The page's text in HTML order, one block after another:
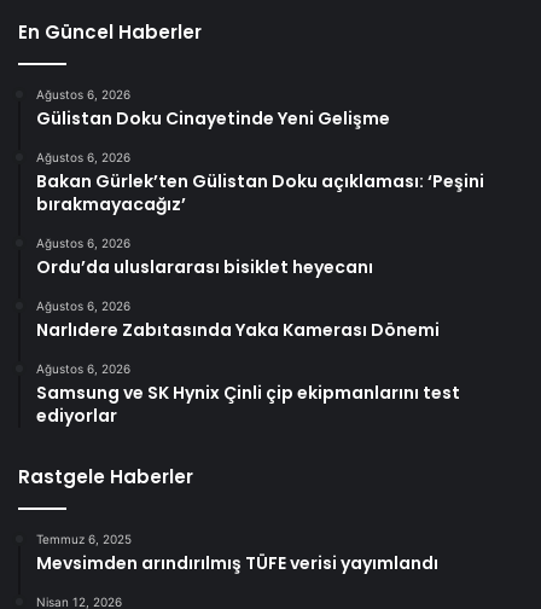
En Güncel Haberler
Ağustos 6, 2026
Gülistan Doku Cinayetinde Yeni Gelişme
Ağustos 6, 2026
Bakan Gürlek’ten Gülistan Doku açıklaması: ‘Peşini
bırakmayacağız’
Ağustos 6, 2026
Ordu’da uluslararası bisiklet heyecanı
Ağustos 6, 2026
Narlıdere Zabıtasında Yaka Kamerası Dönemi
Ağustos 6, 2026
Samsung ve SK Hynix Çinli çip ekipmanlarını test
ediyorlar
Rastgele Haberler
Temmuz 6, 2025
Mevsimden arındırılmış TÜFE verisi yayımlandı
Nisan 12, 2026